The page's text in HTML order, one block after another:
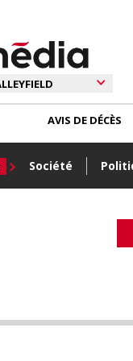
Société
AVIS DE DÉCÈS